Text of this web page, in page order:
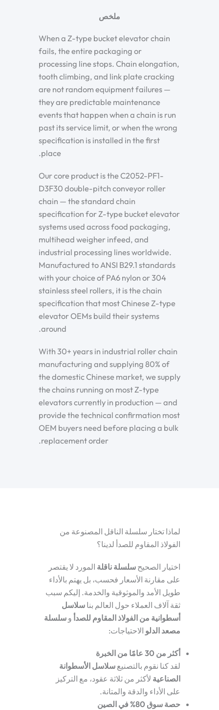
ملخص
When a Z-type bucket elevator chain
fails, the entire packaging or
processing line stops. Chain elongation,
tooth climbing, and link plate cracking
are not random equipment failures —
they are predictable maintenance
events that happen when a chain is run
past its service limit, or when the wrong
specification is installed in the first
place.
Our core product is the C2052-PF1-
D3F30 double-pitch conveyor roller
chain — the standard chain
specification for Z-type bucket elevator
systems used across food packaging,
multihead weigher infeed, and
industrial processing lines worldwide.
Manufactured to ANSI B29.1 standards
with your choice of PA6 nylon or 304
stainless steel rollers, it is the chain
specification that most Chinese Z-type
elevator OEMs build their systems
around.
With 30+ years in industrial roller chain
manufacturing and supplying 80% of
the domestic Chinese market, we supply
the chains running on most Z-type
elevators currently in production — and
provide the technical confirmation most
OEM buyers need before placing a bulk
replacement order.
لماذا تختار سلسلة الناقل المصنوعة من
الفولاذ المقاوم للصدأ لدينا؟
اختيار الصحيح سلسلة ناقلة المورد لا يقتصر
على مقارنة الأسعار فحسب، بل يهتم بالأداء
طويل الأمد والموثوقية والخدمة. إليكم سبب
ثقة آلاف العملاء حول العالم بنا سلاسل
أسطوانية من الفولاذ المقاوم للصدأ و سلسلة
مصعد الدلو الاحتياجات:
أكثر من 30 عامًا من الخبرة
لقد كنا نقوم بالتصنيع سلاسل الأسطوانة
الصناعية لأكثر من ثلاثة عقود، مع التركيز
على الأداء والدقة والمتانة.
حصة سوق 80% في الصين